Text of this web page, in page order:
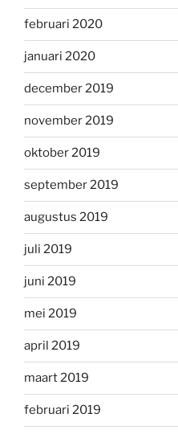
februari 2020
januari 2020
december 2019
november 2019
oktober 2019
september 2019
augustus 2019
juli 2019
juni 2019
mei 2019
april 2019
maart 2019
februari 2019